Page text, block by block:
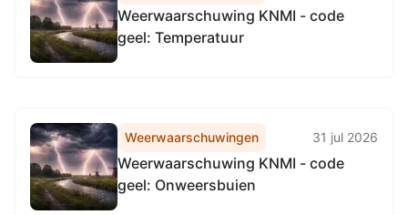
Weerwaarschuwing KNMI - code
geel: Temperatuur
Weerwaarschuwingen 31 jul 2026
Weerwaarschuwing KNMI - code
geel: Onweersbuien